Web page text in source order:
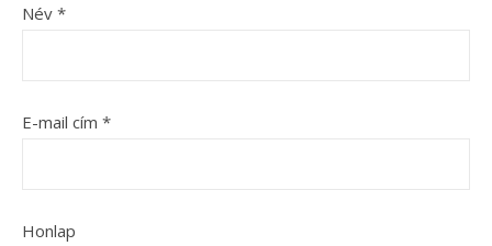
Név *
E-mail cím *
Honlap